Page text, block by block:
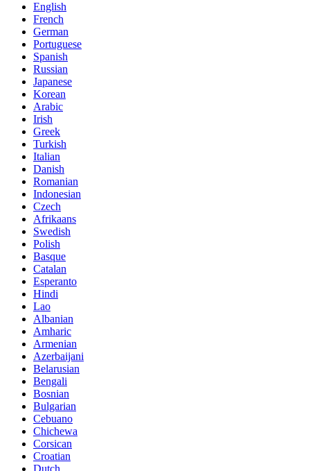
English
French
German
Portuguese
Spanish
Russian
Japanese
Korean
Arabic
Irish
Greek
Turkish
Italian
Danish
Romanian
Indonesian
Czech
Afrikaans
Swedish
Polish
Basque
Catalan
Esperanto
Hindi
Lao
Albanian
Amharic
Armenian
Azerbaijani
Belarusian
Bengali
Bosnian
Bulgarian
Cebuano
Chichewa
Corsican
Croatian
Dutch